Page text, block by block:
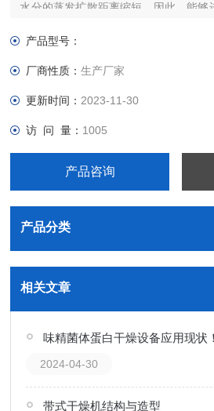
水分的蒸发扩散距离缩短，因此，能够
量的控制更加灵活方便，从而相对与不
产品型号：
厂商性质：生产厂家
更新时间： 2023-11-30
访 问 量： 1005
产品咨询
产品分类
相关文章
味精菌体蛋白干燥设备应用现状！
2024-04-30
带式干燥机结构与造型